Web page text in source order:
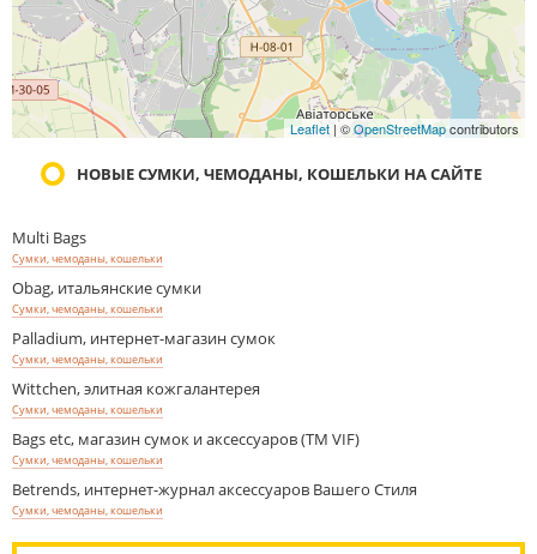
Leaflet | ©OpenStreetMapcontributors
НОВЫЕ СУМКИ, ЧЕМОДАНЫ, КОШЕЛЬКИ НА САЙТЕ
Multi Bags
Сумки, чемоданы, кошельки
Obag, итальянские сумки
Сумки, чемоданы, кошельки
Palladium, интернет-магазин сумок
Сумки, чемоданы, кошельки
Wittchen, элитная кожгалантерея
Сумки, чемоданы, кошельки
Bags etc, магазин сумок и аксессуаров (ТМ VIF)
Сумки, чемоданы, кошельки
Betrends, интернет-журнал аксессуаров Вашего Стиля
Сумки, чемоданы, кошельки